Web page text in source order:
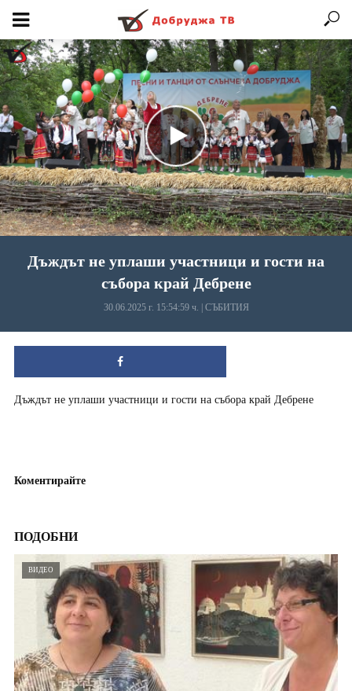
Дъждът не уплаши участници и гости на
събора край Дебрене
30.06.2025 г. 15:54:59 ч. СЪБИТИЯ
Дъждът не уплаши участници и гости на събора край Дебрене
Коментирайте
ПОДОБНИ
ВИДЕО